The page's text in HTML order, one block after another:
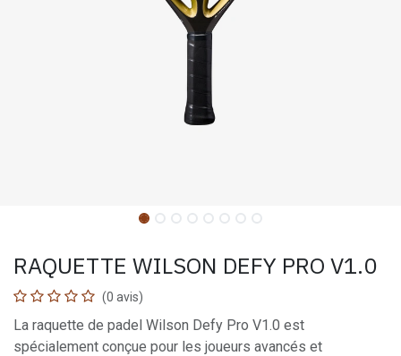
RAQUETTE WILSON DEFY PRO V1.0
(0 avis)
La raquette de padel Wilson Defy Pro V1.0 est
spécialement conçue pour les joueurs avancés et